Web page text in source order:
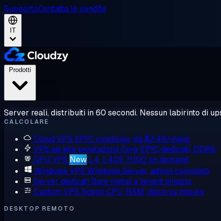
SupportoContatta le vendite
IT
Server reali, distribuiti in 60 secondi. Nessun labirinto di
CALCOLARE
Cloud VPS EPYC condiviso, da $2,48/mese
VPS ad alte prestazioni Core EPYC dedicati, DDR5
GPU VPS New L4, L40S, H100 on demand
Windows VPS Windows Server, admin completo
Server dedicati Bare metal a tenant singolo
Custom VPS Scegli CPU, RAM, disco su misura
DESKTOP REMOTO